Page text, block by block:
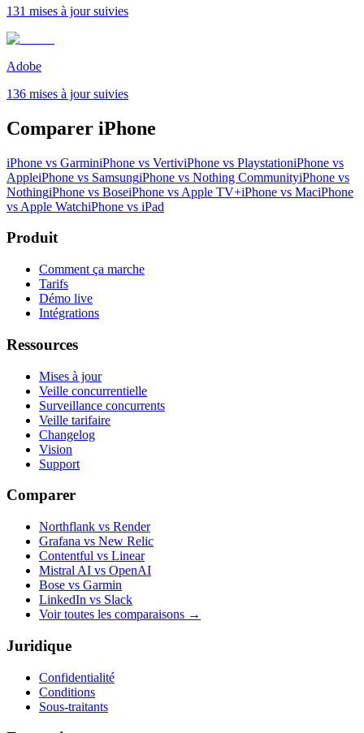
131 mises à jour suivies
Adobe
136 mises à jour suivies
Comparer iPhone
iPhone vs GarminiPhone vs VertiviPhone vs PlaystationiPhone vs
AppleiPhone vs SamsungiPhone vs Nothing CommunityiPhone vs
NothingiPhone vs BoseiPhone vs Apple TV+iPhone vs MaciPhone
vs Apple WatchiPhone vs iPad
Produit
Comment ça marche
Tarifs
Démo live
Intégrations
Ressources
Mises à jour
Veille concurrentielle
Surveillance concurrents
Veille tarifaire
Changelog
Vision
Support
Comparer
Northflank vs Render
Grafana vs New Relic
Contentful vs Linear
Mistral AI vs OpenAI
Bose vs Garmin
LinkedIn vs Slack
Voir toutes les comparaisons →
Juridique
Confidentialité
Conditions
Sous-traitants